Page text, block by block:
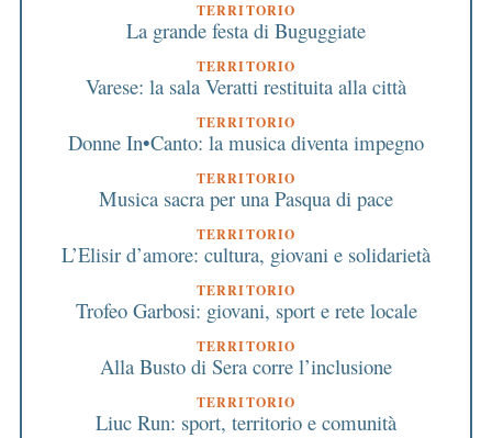
TERRITORIO
La grande festa di Buguggiate
TERRITORIO
Varese: la sala Veratti restituita alla città
TERRITORIO
Donne In•Canto: la musica diventa impegno
TERRITORIO
Musica sacra per una Pasqua di pace
TERRITORIO
L’Elisir d’amore: cultura, giovani e solidarietà
TERRITORIO
Trofeo Garbosi: giovani, sport e rete locale
TERRITORIO
Alla Busto di Sera corre l’inclusione
TERRITORIO
Liuc Run: sport, territorio e comunità